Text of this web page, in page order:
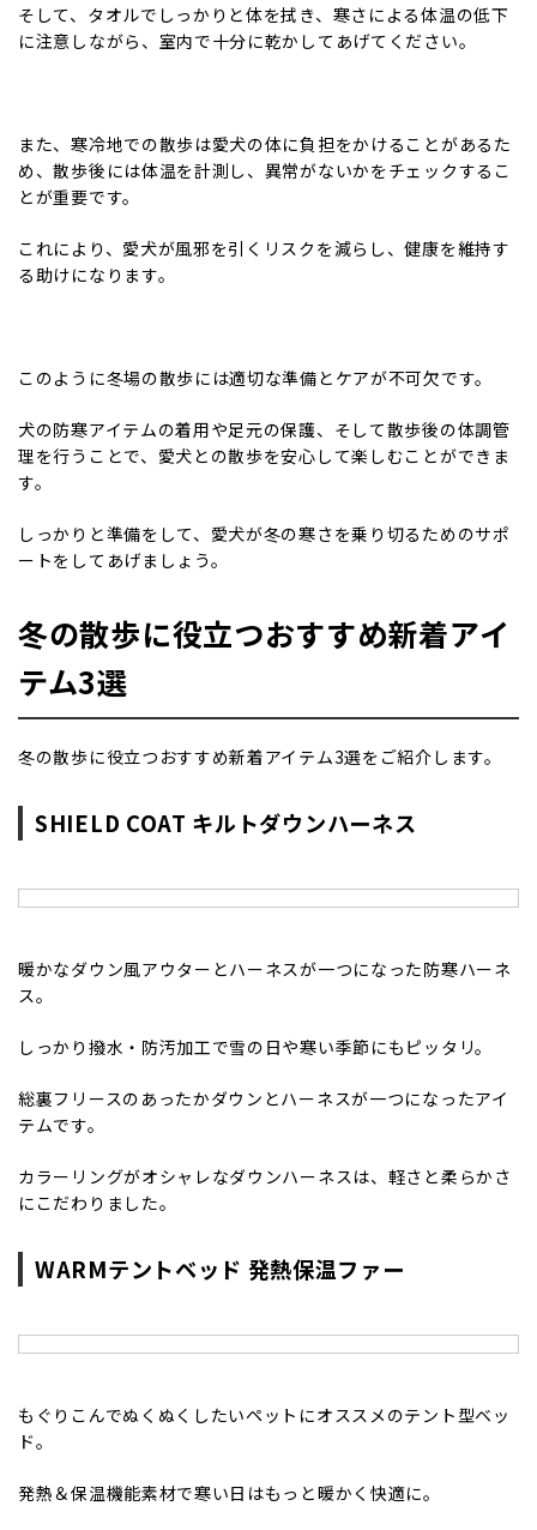
そして、タオルでしっかりと体を拭き、寒さによる体温の低下
に注意しながら、室内で十分に乾かしてあげてください。
また、寒冷地での散歩は愛犬の体に負担をかけることがあるた
め、散歩後には体温を計測し、異常がないかをチェックするこ
とが重要です。
これにより、愛犬が風邪を引くリスクを減らし、健康を維持す
る助けになります。
このように冬場の散歩には適切な準備とケアが不可欠です。
犬の防寒アイテムの着用や足元の保護、そして散歩後の体調管
理を行うことで、愛犬との散歩を安心して楽しむことができま
す。
しっかりと準備をして、愛犬が冬の寒さを乗り切るためのサポ
ートをしてあげましょう。
冬の散歩に役立つおすすめ新着アイ
テム3選
冬の散歩に役立つおすすめ新着アイテム3選をご紹介します。
SHIELD COAT キルトダウンハーネス
暖かなダウン風アウターとハーネスが一つになった防寒ハーネ
ス。
しっかり撥水・防汚加工で雪の日や寒い季節にもピッタリ。
総裏フリースのあったかダウンとハーネスが一つになったアイ
テムです。
カラーリングがオシャレなダウンハーネスは、軽さと柔らかさ
にこだわりました。
WARMテントベッド 発熱保温ファー
もぐりこんでぬくぬくしたいペットにオススメのテント型ベッ
ド。
発熱＆保温機能素材で寒い日はもっと暖かく快適に。